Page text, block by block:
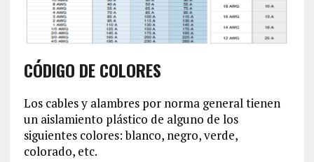
CÓDIGO DE COLORES
Los cables y alambres por norma general tienen
un aislamiento plástico de alguno de los
siguientes colores: blanco, negro, verde,
colorado, etc.